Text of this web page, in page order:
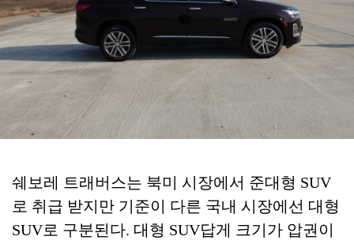
쉐보레 트래버스는 북미 시장에서 준대형 SUV
로 취급 받지만 기준이 다른 국내 시장에선 대형
SUV로 구분된다. 대형 SUV답게 크기가 압권이